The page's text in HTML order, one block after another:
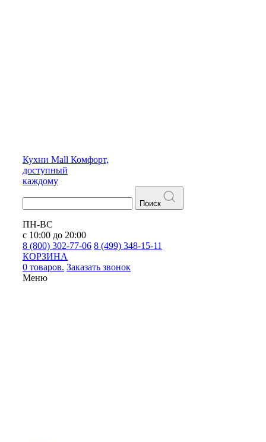
Кухни Mall Комфорт,
доступный
каждому
Поиск
ПН-ВС
с 10:00 до 20:00
8 (800) 302-77-06 8 (499) 348-15-11
КОРЗИНА
0 товаров. Заказать звонок
Меню